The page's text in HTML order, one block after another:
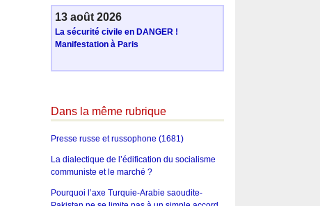
13 août 2026
La sécurité civile en DANGER !
Manifestation à Paris
Dans la même rubrique
Presse russe et russophone (1681)
La dialectique de l’édification du socialisme
communiste et le marché ?
Pourquoi l’axe Turquie-Arabie saoudite-